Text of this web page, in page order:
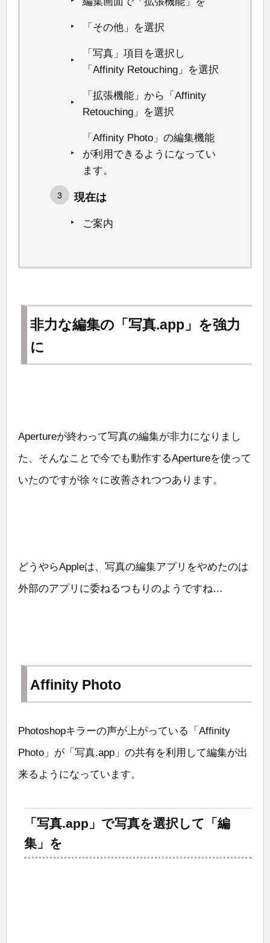
「その他」を選択
「写真」項目を選択し
「Affinity Retouching」を選択
「拡張機能」から「Affinity
Retouching」を選択
「Affinity Photo」の編集機能
が利用できるようになってい
ます。
現在は
ご案内
非力な編集の「写真.app」を強力
に
Apertureが終わって写真の編集が非力になりまし
た、そんなことで今でも動作するApertureを使って
いたのですが徐々に改善されつつあります。
どうやらAppleは、写真の編集アプリをやめたのは
外部のアプリに委ねるつもりのようですね…
Affinity Photo
Photoshopキラーの声が上がっている「Affinity
Photo」が「写真.app」の共有を利用して編集が出
来るようになっています。
「写真.app」で写真を選択して「編
集」を